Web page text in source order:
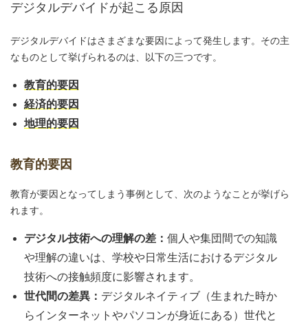
デジタルデバイドが起こる原因
デジタルデバイドはさまざまな要因によって発生します。その主
なものとして挙げられるのは、以下の三つです。
教育的要因
経済的要因
地理的要因
教育的要因
教育が要因となってしまう事例として、次のようなことが挙げら
れます。
デジタル技術への理解の差： 個人や集団間での知識
や理解の違いは、学校や日常生活におけるデジタル
技術への接触頻度に影響されます。
世代間の差異： デジタルネイティブ（生まれた時か
らインターネットやパソコンが身近にある）世代と